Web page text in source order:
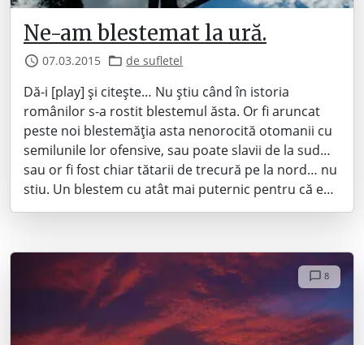
Ne-am blestemat la ură.
07.03.2015 de sufletel
Dă-i [play] și citește… Nu știu când în istoria
românilor s-a rostit blestemul ăsta. Or fi aruncat
peste noi blestemăția asta nenorocită otomanii cu
semilunile lor ofensive, sau poate slavii de la sud…
sau or fi fost chiar tătarii de trecură pe la nord… nu
stiu. Un blestem cu atât mai puternic pentru că e…
8